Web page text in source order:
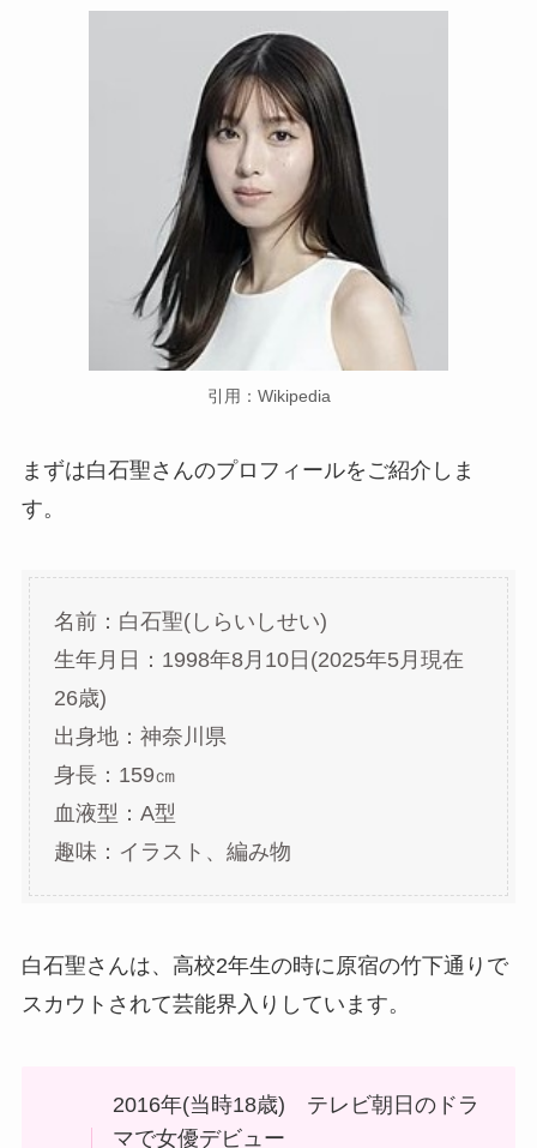
引用：Wikipedia
まずは白石聖さんのプロフィールをご紹介しま
す。
名前：白石聖(しらいしせい)
生年月日：1998年8月10日(2025年5月現在
26歳)
出身地：神奈川県
身長：159㎝
血液型：A型
趣味：イラスト、編み物
白石聖さんは、高校2年生の時に原宿の竹下通りで
スカウトされて芸能界入りしています。
2016年(当時18歳) テレビ朝日のドラ
マで女優デビュー